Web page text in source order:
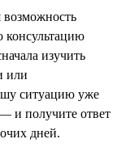
консультацию
изучить
или
ситуацию уже
и получите ответ
дней.